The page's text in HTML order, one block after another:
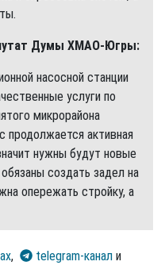
Думы ХМАО-Югры:
насосной станции
услуги по
микрорайона
продолжается активная
нужны будут новые
создать задел на
опережать стройку, а
, telegram-канал и